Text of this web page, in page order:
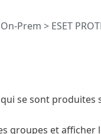
Prem > ESET
se sont produites
groupes et afficher